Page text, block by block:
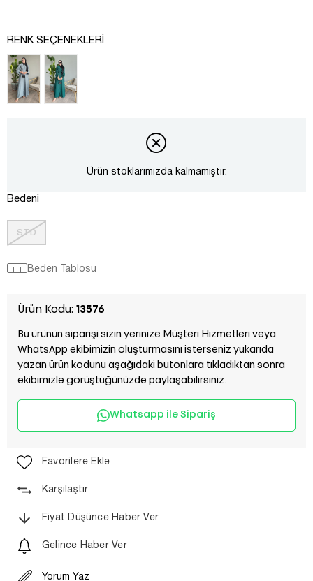
RENK SEÇENEKLERI
Ürün stoklarımızda kalmamıştır.
Bedeni
STD
Beden Tablosu
Ürün Kodu: 13576
Bu ürünün siparişi sizin yerinize Müşteri Hizmetleri veya
WhatsApp ekibimizin oluşturmasını isterseniz yukarıda
yazan ürün kodunu aşağıdaki butonlara tıkladıktan sonra
ekibimizle görüştüğünüzde paylaşabilirsiniz.
Whatsapp ile Sipariş
Favorilere Ekle
Karşılaştır
Fiyat Düşünce Haber Ver
Gelince Haber Ver
Yorum Yaz